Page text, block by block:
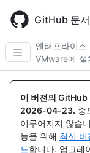
main
content
GitHub 문서
엔터프라이즈
VMware에 설
이 버전의
2026-04-23. 중
이루어지지 않습
능을 위해 최신
드합니다. 업그레